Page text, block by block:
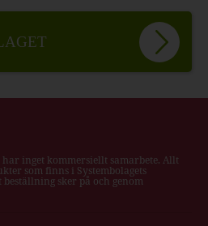
inget kommersiellt samarbete. Allt
som finns i Systembolagets
sker på och genom